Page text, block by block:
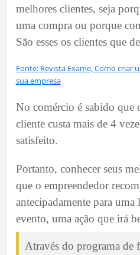
melhores clientes, seja
uma compra ou porque
São esses os clientes que
Fonte: Revista Exame, Como criar
sua empresa
No comércio é sabido que
cliente custa mais de 4
satisfeito.
Portanto, conhecer seus
que o empreendedor
antecipadamente para
evento, uma ação que irá
Através do programa de